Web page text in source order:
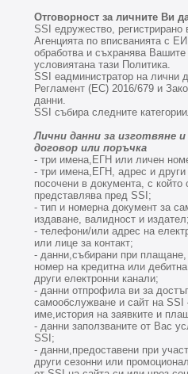
Отговорност за личните Ви
SSI едружество, регистрирано
Агенцията по вписванията с
обработва и съхранява
условиятана тази Политика.
SSI еадминистратор на лични
Регламент (ЕС) 2016/679 и
данни.
SSI събира следните
Лични данни за изготвяне
договор или поръчка
- три имена,ЕГН или личен
- три имена,ЕГН, адрес и
посочени в документа, с
представлява пред SSI;
- тип и номерна документ за
издаване, валидност и издател;
- телефони/или адрес на
или лице за контакт;
- данни,събирани при
номер на кредитна или
други електронни канали;
- данни отпрофила ви за
самообслужване и сайт на SSI
име,история на заявките и
- данни заползваните от Вас
SSI;
- данни,предоставени при
други сезонни или